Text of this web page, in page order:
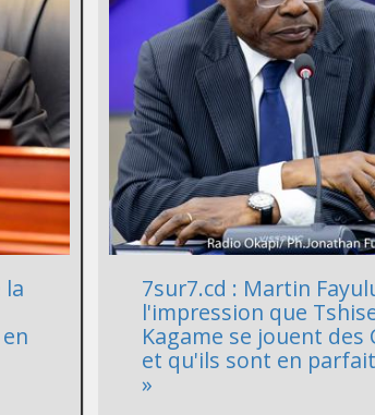
la
7sur7.cd : Martin
l'impression que
Kagame se jouent des
et qu'ils sont en
»